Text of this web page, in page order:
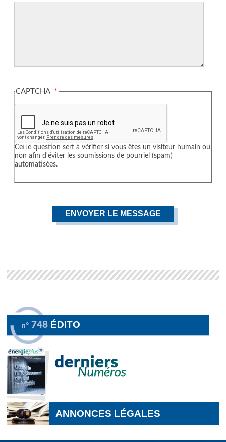
CAPTCHA
Cette question sert à vérifier si vous êtes un visiteur humain ou
non afin d'éviter les soumissions de pourriel (spam)
automatisées.
n° 748 ÉDITO
ANNONCES LÉGALES